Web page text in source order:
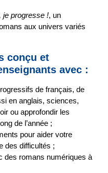
je progresse !, un
aux univers variés
conçu et
avec :
de français, de
en anglais, sciences,
ou approfondir les
de l’année ;
pour aider votre
des difficultés ;
des romans numériques à